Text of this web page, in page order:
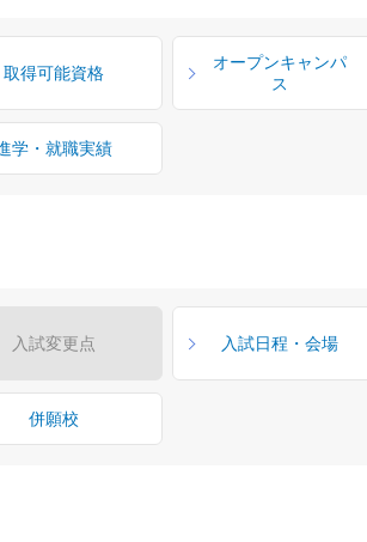
取得可能資格
オープンキャンパ
ス
学・就職実績
入試変更点 入試日程・会場
併願校